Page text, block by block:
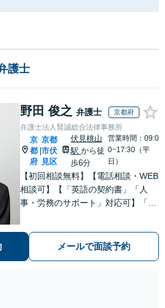
護士
野田 俊之 弁護士 京都府
弁護士法人賢誠総合法律事務所
京
都
府
京都
市伏
見区
伏見桃山
駅 から徒
歩6分
営業時間：09:0
0~17:30（平
日）
【初回相談無料】【電話相談・WEB
相談可】【「英語の契約書」「人
事・労務のサポート」対応可】「民
に即したアドバイスで経営をサポー
トします！【休日・夜間相談あり】
メールで面談予約